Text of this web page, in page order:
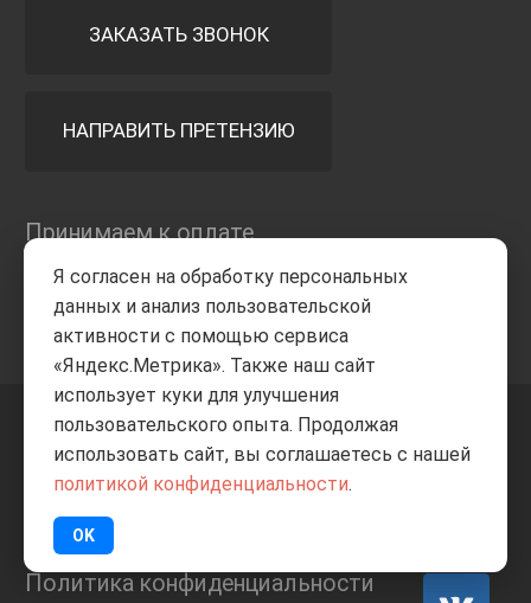
ЗАКАЗАТЬ ЗВОНОК
НАПРАВИТЬ ПРЕТЕНЗИЮ
Принимаем к оплате
+7 8332205-805 ВВЕРХ
ИП Баранов А.С. 2026
Политика конфиденциальности
Я согласен на обработку персональных
данных и анализ пользовательской
активности с помощью сервиса
«Яндекс.Метрика». Также наш сайт
использует куки для улучшения
пользовательского опыта. Продолжая
использовать сайт, вы соглашаетесь с нашей
политикой конфиденциальности.
OK